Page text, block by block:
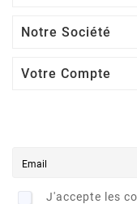
Notre Société
Votre Compte
J'accepte les